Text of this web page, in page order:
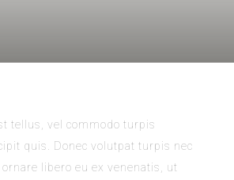
tellus, vel commodo turpis
quis. Donec volutpat turpis nec
libero eu ex venenatis, ut